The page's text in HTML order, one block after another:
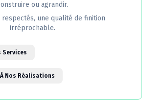
ou agrandir.
respectés, une qualité de finition
irréprochable.
Services
Nos Réalisations